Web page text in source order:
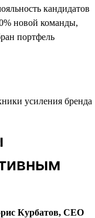
кандидатов
новой команды,
портфель
Курбатов, CEO